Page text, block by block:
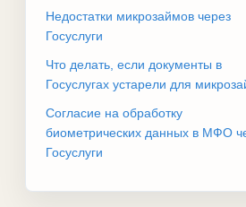
Недостатки микрозаймов через
Госуслуги
Что делать, если документы в
Госуслугах устарели для
Согласие на обработку
биометрических данных в МФО
Госуслуги